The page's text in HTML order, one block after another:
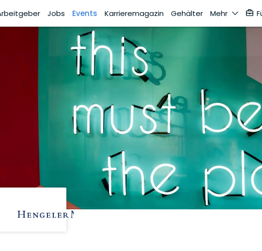
Jobs Events Karrieremagazin Gehälter Mehr